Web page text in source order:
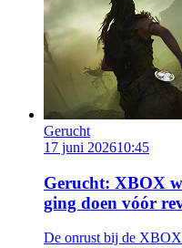
Gerucht
17 juni 202610:45
Gerucht: XBOX
ging doen vóór
De onrust bij de